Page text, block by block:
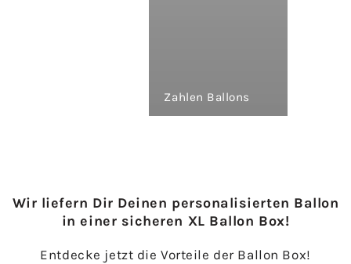
Zahlen Ballons
Wir liefern Dir Deinen personalisierten Ballon
in einer sicheren XL Ballon Box!
Entdecke jetzt die Vorteile der Ballon Box!